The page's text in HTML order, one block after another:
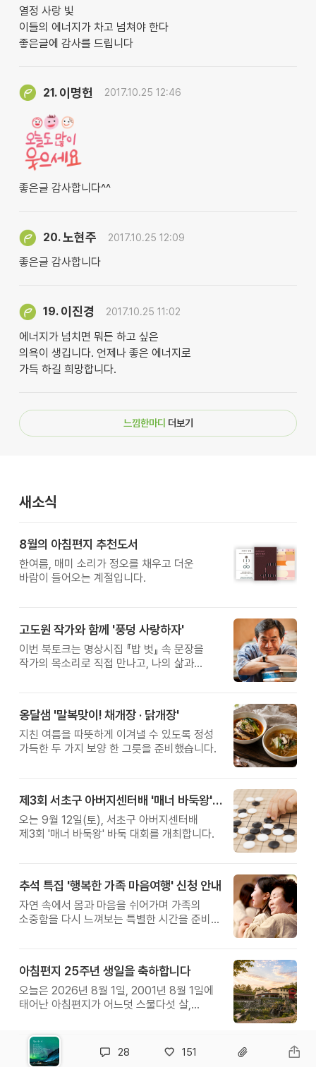
열정 사랑 빛
이들의 에너지가 차고 넘쳐야 한다
좋은글에 감사를 드립니다
21. 이명헌 2017.10.25 12:46
좋은글 감사합니다^^
20.노현주 2017.10.25 12:09
좋은글 감사합니다
19. 이진경 2017.10.25 11:02
에너지가 넘치면 뭐든 하고 싶은
의욕이 생깁니다. 언제나 좋은 에너지로
가득 하길 희망합니다.
느낌한마디 더보기
새소식
8월의 아침편지 추천도서
한여름, 매미 소리가 정오를 채우고 더운
바람이 들어오는 계절입니다.
고도원 작가와 함께 '풍덩 사랑하자'
이번 북토크는 명상시집 『밥 벗』 속 문장을
작가의 목소리로 직접 만나고, 나의 삶과
옹달샘 '말복맞이! 채개장 · 닭개장'
지친 여름을 따뜻하게 이겨낼 수 있도록 정성
가득한 두 가지 보양 한 그릇을 준비했습니다.
제3회 서초구 아버지센터배 '매너 바둑왕' 대회
오는 9월 12일(토), 서초구 아버지센터배
제3회 '매너 바둑왕' 바둑 대회를 개최합니다.
추석 특집 '행복한 가족 마음여행' 신청 안내
자연 속에서 몸과 마음을 쉬어가며 가족의
소중함을 다시 느껴보는 특별한 시간을 준비해
아침편지 25주년 생일을 축하합니다
오늘은 2026년 8월 1일, 2001년 8월 1일에
태어난 아침편지가 어느덧 스물다섯 살,
28 151